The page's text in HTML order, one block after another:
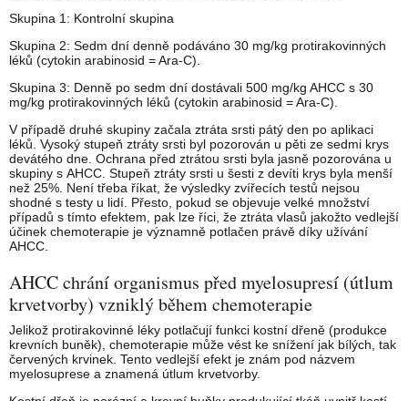
Skupina 1: Kontrolní skupina
Skupina 2: Sedm dní denně podáváno 30 mg/kg protirakovinných
léků (cytokin arabinosid = Ara-C).
Skupina 3: Denně po sedm dní dostávali 500 mg/kg AHCC s 30
mg/kg protirakovinných léků (cytokin arabinosid = Ara-C).
V případě druhé skupiny začala ztráta srsti pátý den po aplikaci
léků. Vysoký stupeň ztráty srsti byl pozorován u pěti ze sedmi krys
devátého dne. Ochrana před ztrátou srsti byla jasně pozorována u
skupiny s AHCC. Stupeň ztráty srsti u šesti z devíti krys byla menší
než 25%. Není třeba říkat, že výsledky zvířecích testů nejsou
shodné s testy u lidí. Přesto, pokud se objevuje velké množství
případů s tímto efektem, pak lze říci, že ztráta vlasů jakožto vedlejší
účinek chemoterapie je významně potlačen právě díky užívání
AHCC.
AHCC chrání organismus před myelosupresí (útlum
krvetvorby) vzniklý během chemoterapie
Jelikož protirakovinné léky potlačují funkci kostní dřeně (produkce
krevních buněk), chemoterapie může vést ke snížení jak bílých, tak
červených krvinek. Tento vedlejší efekt je znám pod názvem
myelosuprese a znamená útlum krvetvorby.